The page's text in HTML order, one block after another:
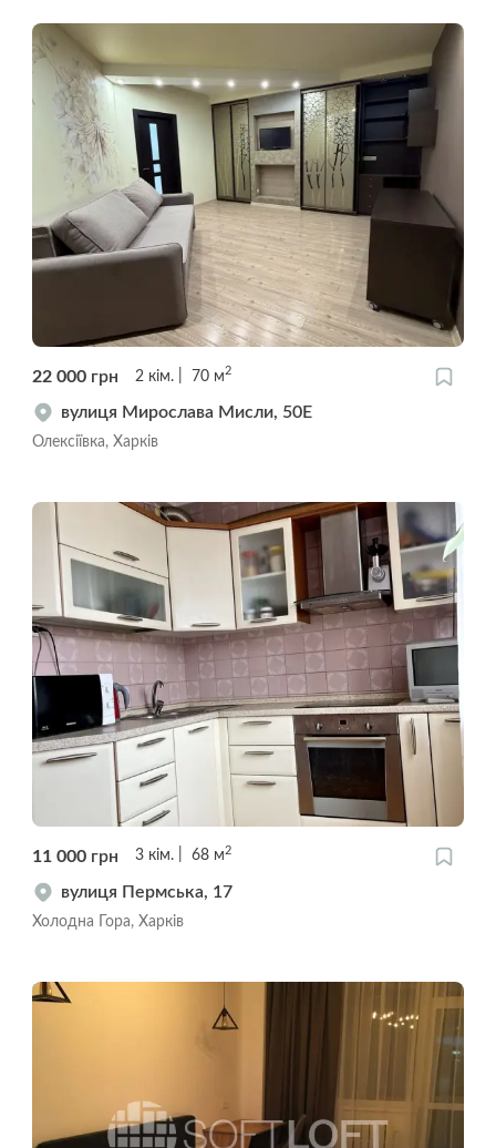
22 000 грн 2 кім. 70 м2
вулиця Мирослава Мисли, 50Е
Олексіївка, Харків
11 000 грн 3 кім. 68 м 2
вулиця Пермська, 17
Холодна Гора, Харків